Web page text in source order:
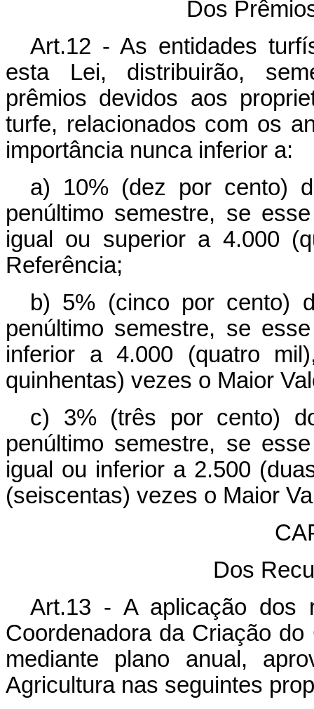
Dos
Art.12 - As entidades
esta Lei, distribuirão,
prêmios devidos aos
turfe, relacionados com os
importância nunca inferior a:
a) 10% (dez por cento)
penúltimo semestre, se
igual ou superior a 4.000
Referência;
b) 5% (cinco por cento)
penúltimo semestre, se
inferior a 4.000 (quatro
quinhentas) vezes o Maior
c) 3% (três por cento)
penúltimo semestre, se
igual ou inferior a 2.500
(seiscentas) vezes o Maior
Dos
Art.13 - A aplicação dos
Coordenadora da Criação
mediante plano anual,
Agricultura nas seguintes